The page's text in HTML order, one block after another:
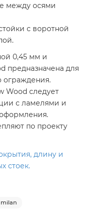
между осями
с воротной
0,45 мм и
предназначена для
ограждения.
Wood следует
с ламелями и
по проекту
длину и
стоек.